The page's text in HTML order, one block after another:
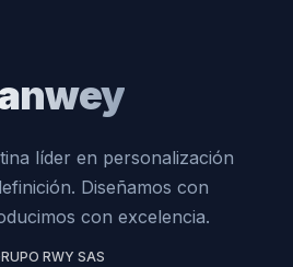
líder en personalización
Diseñamos con
con excelencia.
RWY SAS